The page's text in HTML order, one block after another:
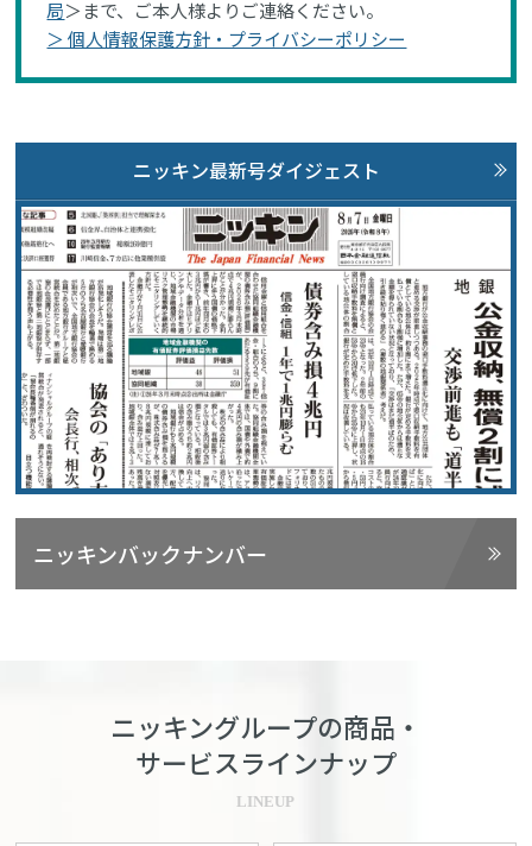
局＞まで、ご本人様よりご連絡ください。
＞ 個人情報保護方針・プライバシーポリシー
ニッキン最新号ダイジェスト
ニッキンバックナンバー
ニッキングループの商品・
サービスラインナップ
LINEUP